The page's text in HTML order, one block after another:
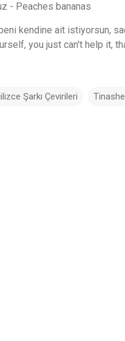
- Peaches bananas
kendine ait istiyorsun,
you just can't help it,
Şarkı Çevirileri